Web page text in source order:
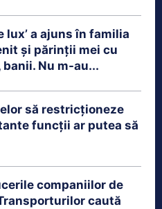
lux’ a ajuns în familia
și părinții mei cu
Nu m-au...
să restricționeze
funcții ar putea să
companiilor de
caută